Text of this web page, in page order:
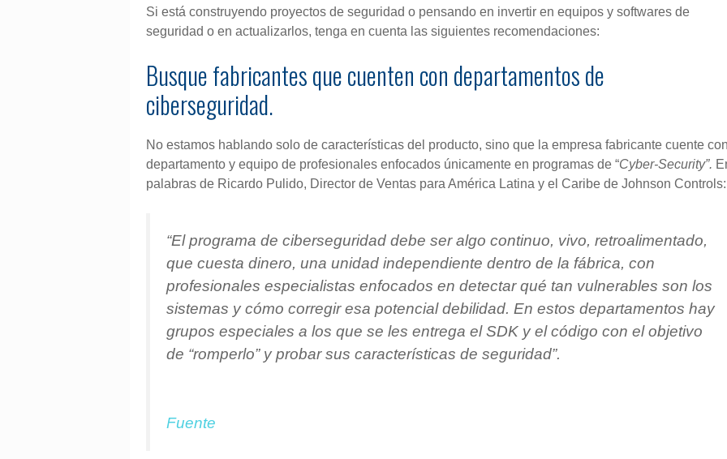
Si está construyendo proyectos de seguridad o pensando en invertir en equipos y softwares de
seguridad o en actualizarlos, tenga en cuenta las siguientes recomendaciones:
Busque fabricantes que cuenten con departamentos de
ciberseguridad.
No estamos hablando solo de características del producto, sino que la empresa fabricante cuente
departamento y equipo de profesionales enfocados únicamente en programas de “Cyber-Security”.
palabras de Ricardo Pulido, Director de Ventas para América Latina y el Caribe de Johnson
“El programa de ciberseguridad debe ser algo continuo, vivo, retroalimentado,
que cuesta dinero, una unidad independiente dentro de la fábrica, con
profesionales especialistas enfocados en detectar qué tan vulnerables son los
sistemas y cómo corregir esa potencial debilidad. En estos departamentos hay
grupos especiales a los que se les entrega el SDK y el código con el objetivo
de “romperlo” y probar sus características de seguridad”.
Fuente